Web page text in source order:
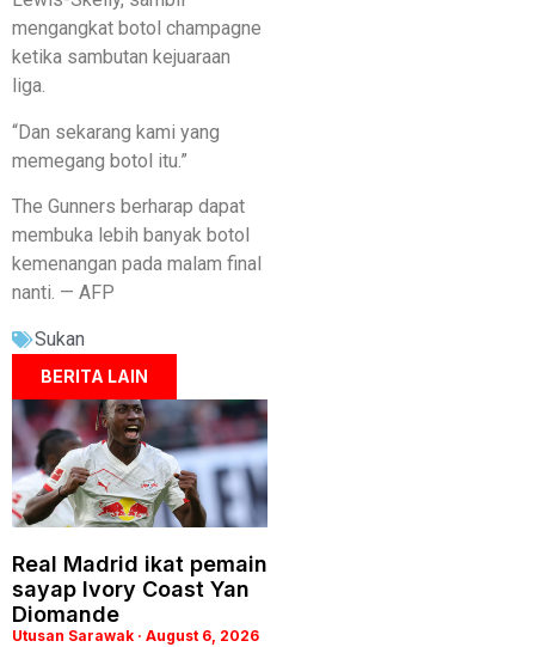
mengangkat botol champagne
ketika sambutan kejuaraan
liga.
“Dan sekarang kami yang
memegang botol itu.”
The Gunners berharap dapat
membuka lebih banyak botol
kemenangan pada malam final
nanti. — AFP
Sukan
BERITA LAIN
Real Madrid ikat pemain
sayap Ivory Coast Yan
Diomande
Utusan Sarawak August 6, 2026